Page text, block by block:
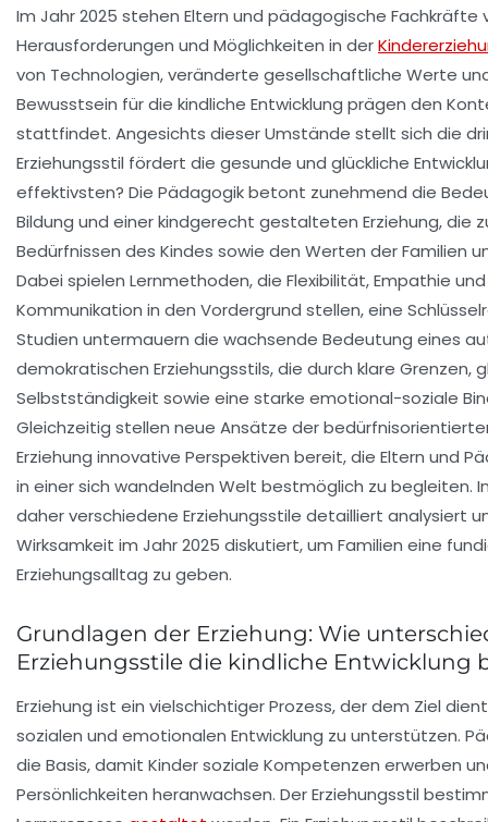
Im Jahr 2025 stehen Eltern und pädagogische Fachkräfte
Herausforderungen und Möglichkeiten in der
von Technologien, veränderte gesellschaftliche Werte
Bewusstsein für die kindliche Entwicklung prägen den
stattfindet. Angesichts dieser Umstände stellt sich die
Erziehungsstil fördert die gesunde und glückliche
effektivsten? Die Pädagogik betont zunehmend die
Bildung und einer kindgerecht gestalteten Erziehung, die
Bedürfnissen des Kindes sowie den Werten der Familien
Dabei spielen Lernmethoden, die Flexibilität, Empathie
Kommunikation in den Vordergrund stellen, eine
Studien untermauern die wachsende Bedeutung eines
demokratischen Erziehungsstils, die durch klare Grenzen,
Selbstständigkeit sowie eine starke emotional-soziale
Gleichzeitig stellen neue Ansätze der
Erziehung innovative Perspektiven bereit, die Eltern und
in einer sich wandelnden Welt bestmöglich zu begleiten.
daher verschiedene Erziehungsstile detailliert analysiert
Wirksamkeit im Jahr 2025 diskutiert, um Familien eine
Erziehungsalltag zu geben.
Grundlagen der Erziehung: Wie
Erziehungsstile die kindliche Entwicklung
Erziehung ist ein vielschichtiger Prozess, der dem Ziel
sozialen und emotionalen Entwicklung zu unterstützen.
die Basis, damit Kinder soziale Kompetenzen erwerben
Persönlichkeiten heranwachsen. Der Erziehungsstil